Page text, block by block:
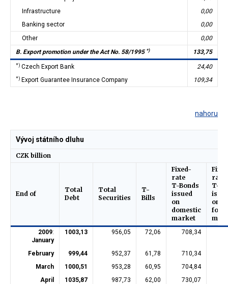
Infrastructure
0,00
Banking sector
0,00
Other
0,00
B. Export promotion under the Act No. 58/1995 *) 133,75
*) Czech Export Bank 24,40
*) Export Guarantee Insurance Company 109,34
nahoru
CZK billion
End of
Total
Debt
Total
Securities
T-
Bills
Fixed-
rate
T-Bonds
issued
on
domestic
market
rate
T-
on
Vývoj státního dluhu
2009:
January
1003,13 956,05 72,06 708,34
February 999,44 952,37 61,78 710,34
March
1000,51 953,28 60,95 704,84
April
1035,87 987,73 62,00 730,07